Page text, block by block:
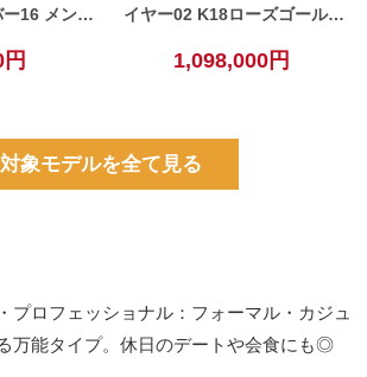
16 メンズ
イヤー02 K18ローズゴールド
1,098,000円
対象モデルを全て見る
プロフェッショナル：フォーマル・カジュ
万能タイプ。休日のデートや会食にも◎